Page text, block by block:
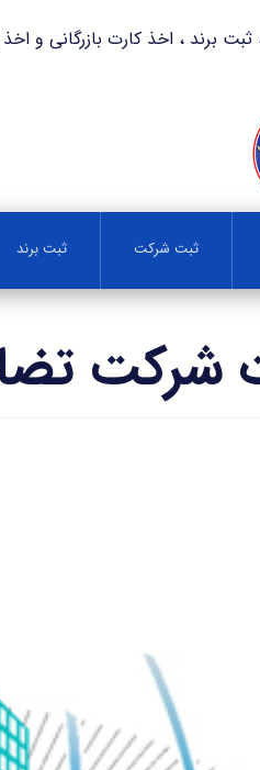
، اخذ کارت بازرگانی و اخذ رتبه بندی
ثبت شرکت ثبت برند
شرکت